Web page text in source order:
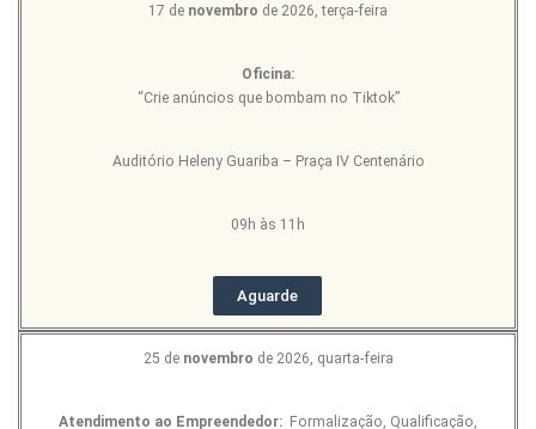
17 de novembro de 2026, terça-feira
Oficina:
“Crie anúncios que bombam no Tiktok”
Auditório Heleny Guariba – Praça IV Centenário
09h às 11h
Aguarde
25 de novembro de 2026, quarta-feira
Atendimento ao Empreendedor: Formalização, Qualificação,